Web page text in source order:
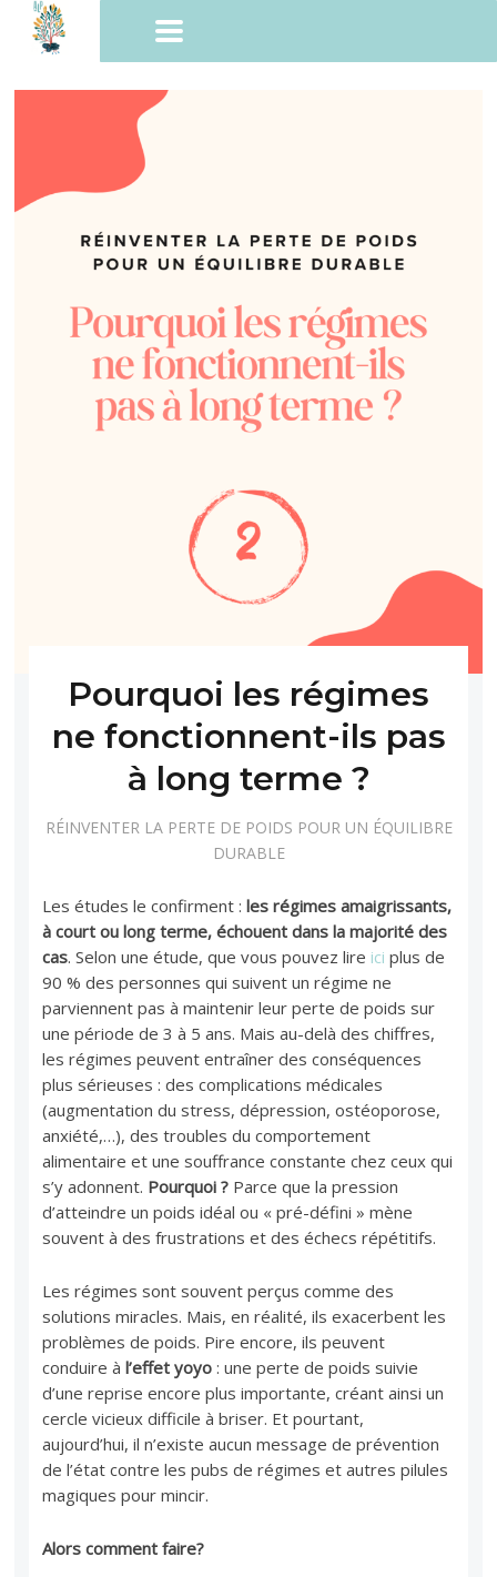
Pourquoi les régimes
ne fonctionnent-ils pas
à long terme ?
RÉINVENTER LA PERTE DE POIDS POUR UN ÉQUILIBRE
DURABLE
Les études le confirment :les régimes amaigrissants,
à court ou long terme, échouent dans la majorité des
cas. Selon une étude, que vous pouvez lire ici plus de
90 % des personnes qui suivent un régime ne
parviennent pas à maintenir leur perte de poids sur
une période de 3 à 5 ans. Mais au-delà des chiffres,
les régimes peuvent entraîner des conséquences
plus sérieuses : des complications médicales
(augmentation du stress, dépression, ostéoporose,
anxiété,…), des troubles du comportement
alimentaire et une souffrance constante chez ceux qui
s’y adonnent. Pourquoi ? Parce que la pression
d’atteindre un poids idéal ou « pré-défini » mène
souvent à des frustrations et des échecs répétitifs.
Les régimes sont souvent perçus comme des
solutions miracles. Mais, en réalité, ils exacerbent les
problèmes de poids. Pire encore, ils peuvent
conduire àl’effet yoyo : une perte de poids suivie
d’une reprise encore plus importante, créant ainsi un
cercle vicieux difficile à briser. Et pourtant,
aujourd’hui, il n’existe aucun message de prévention
de l’état contre les pubs de régimes et autres pilules
magiques pour mincir.
Alors comment faire?